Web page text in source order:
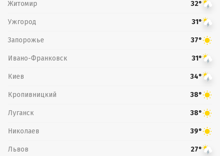
Житомир 32°
Ужгород 31°
Запорожье 37°
Ивано-Франковск 31°
Киев 34°
Кропивницкий 38°
Луганск 38°
Николаев 39°
Львов 27°